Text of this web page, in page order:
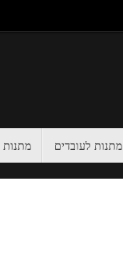
מתנות לעובדים